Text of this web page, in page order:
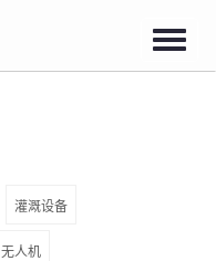
灌溉设备
无人机